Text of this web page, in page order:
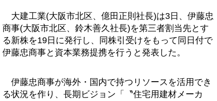
大建工業(大阪市北区、億田正則社長)は3日、伊藤忠
商事(大阪市北区、鈴木善久社長)を第三者割当先とす
る新株を19日に発行し、同株引受けをもって同日付で
伊藤忠商事と資本業務提携を行うと発表した。
伊藤忠商事が海外・国内で持つリソースを活用でき
る状況を作り、長期ビジョン「〝住宅用建材メーカ